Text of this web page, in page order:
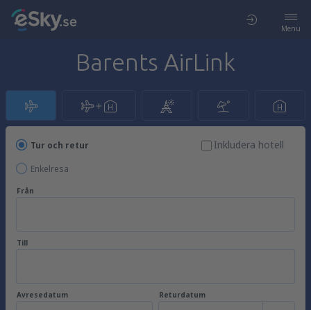
Menu
Barents AirLink
Tur och retur
Enkelresa
Inkludera hotell
Från
Till
Avresedatum Returdatum